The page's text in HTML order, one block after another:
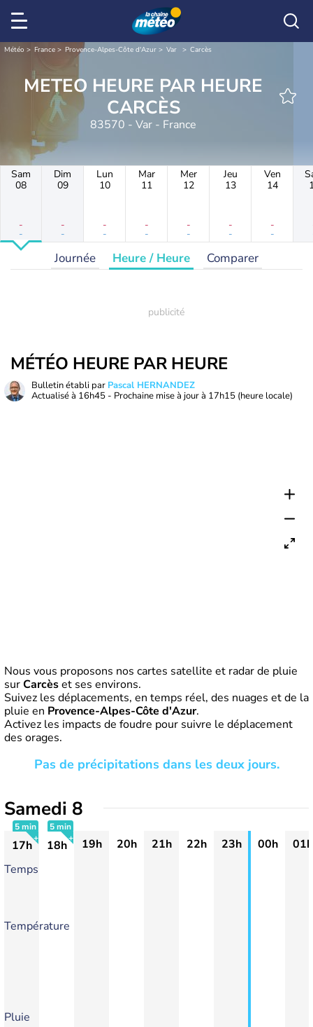
Météo France Provence-Alpes-Côte d'Azur Var Carcès
METEO HEURE PAR HEURE
CARCÈS
83570 - Var - France
Sam
08
-
-
Dim
09
-
-
Lun
10
-
-
Mar
11
-
-
Mer
12
-
-
Jeu
13
-
-
Ven
14
-
-
Journée Heure / Heure Comparer
MÉTÉO HEURE PAR HEURE
Bulletin établi par Pascal HERNANDEZ
Actualisé à 16h45 - Prochaine mise à jour à 17h15 (heure locale)
Nous vous proposons nos cartes satellite et radar de pluie
surCarcèset ses environs.
Suivez les déplacements, en temps réel, des nuages et de la
pluie en Provence-Alpes-Côte d'Azur.
Activez les impacts de foudre pour suivre le déplacement
des orages.
Pas de précipitations dans les deux jours.
Samedi 8
5 min
17h
5 min
18h 19h 20h 21h 22h 23h 00h
01h
Temps
Température
Pluie